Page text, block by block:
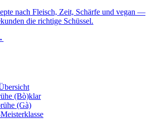
nach Fleisch, Zeit, Schärfe und vegan —
die richtige Schüssel.
(Bò)klar
(Gà)